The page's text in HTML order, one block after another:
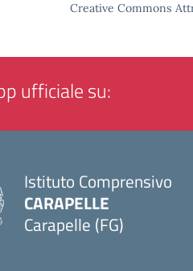
Creative Commons
ufficiale su:
Istituto Comprensivo
CARAPELLE
Carapelle (FG)